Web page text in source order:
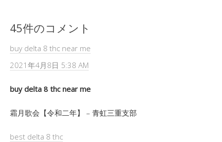
45件のコメント
buy delta 8 thc near me
2021年4月8日 5:38 AM
buy delta 8 thc near me
霜月歌会【令和二年】 – 青虹三重支部
best delta 8 thc